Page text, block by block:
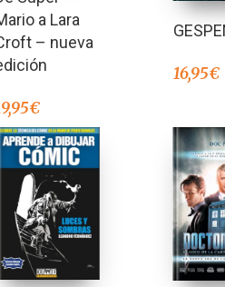
a Lara
– nueva
€
16,95€